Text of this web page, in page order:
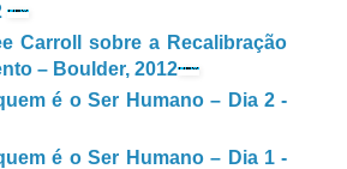
Carroll sobre a Recalibração
– Boulder, 2012
é o Ser Humano – Dia 2 -
é o Ser Humano – Dia 1 -